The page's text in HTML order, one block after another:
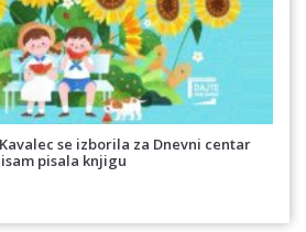
se izborila za Dnevni centar
pisala knjigu